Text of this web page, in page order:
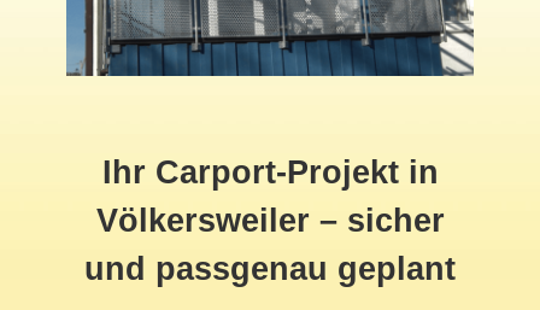
Ihr Carport-Projekt in
Völkersweiler – sicher
und passgenau geplant